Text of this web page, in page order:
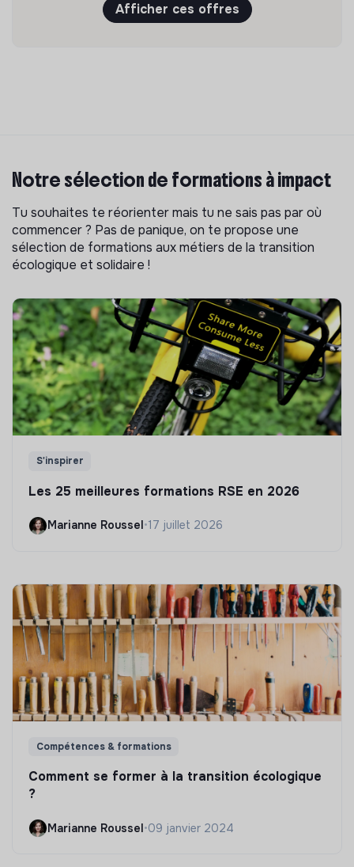
Afficher ces offres
Notre sélection de formations à impact
Tu souhaites te réorienter mais tu ne sais pas par où
commencer ? Pas de panique, on te propose une
sélection de formations aux métiers de la transition
écologique et solidaire !
S'inspirer
Les 25 meilleures formations RSE en 2026
Marianne Roussel•17 juillet 2026
Compétences & formations
Comment se former à la transition écologique
?
Marianne Roussel•09 janvier 2024